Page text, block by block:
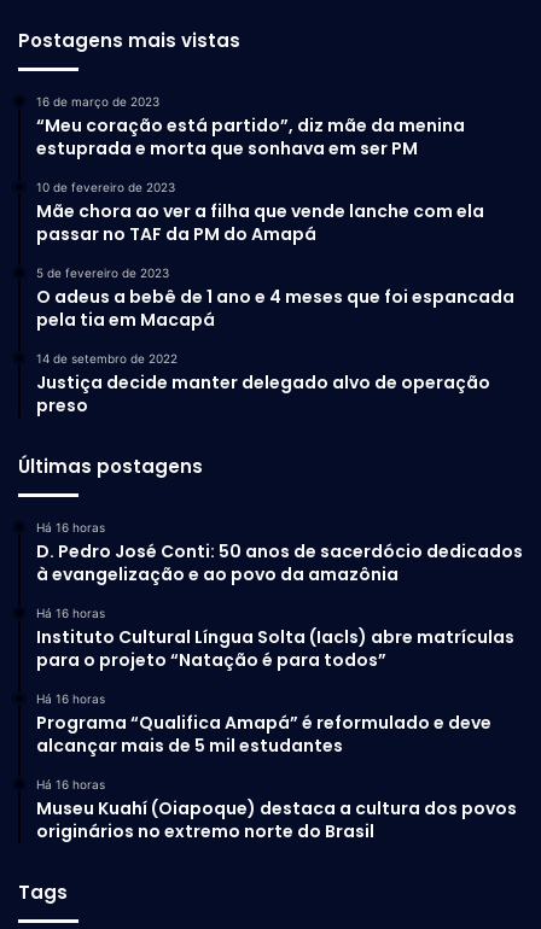
Postagens mais vistas
16 de março de 2023
“Meu coração está partido”, diz mãe da menina
estuprada e morta que sonhava em ser PM
10 de fevereiro de 2023
Mãe chora ao ver a filha que vende lanche com ela
passar no TAF da PM do Amapá
5 de fevereiro de 2023
O adeus a bebê de 1 ano e 4 meses que foi espancada
pela tia em Macapá
14 de setembro de 2022
Justiça decide manter delegado alvo de operação
preso
Últimas postagens
Há 16 horas
D. Pedro José Conti: 50 anos de sacerdócio dedicados
à evangelização e ao povo da amazônia
Há 16 horas
Instituto Cultural Língua Solta (Iacls) abre matrículas
para o projeto “Natação é para todos”
Há 16 horas
Programa “Qualifica Amapá” é reformulado e deve
alcançar mais de 5 mil estudantes
Há 16 horas
Museu Kuahí (Oiapoque) destaca a cultura dos povos
originários no extremo norte do Brasil
Tags